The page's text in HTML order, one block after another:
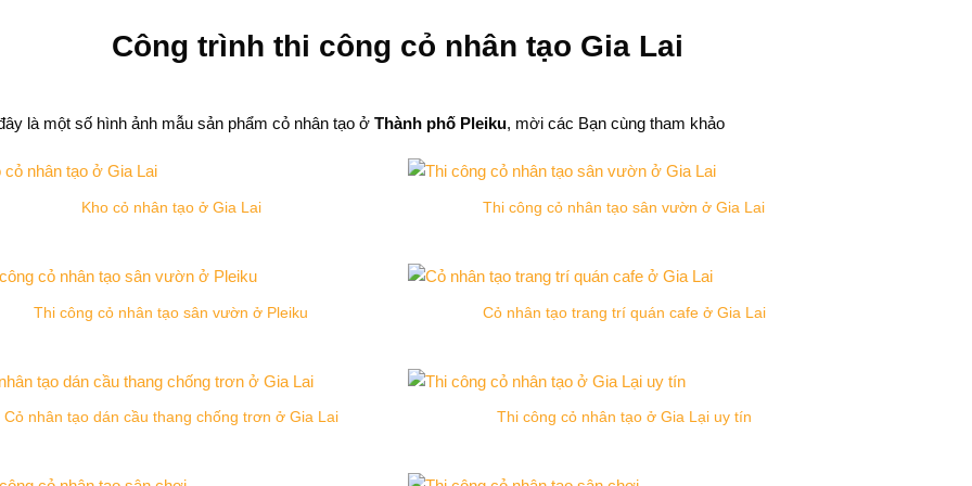
Công trình thi công cỏ nhân tạo Gia Lai
là một số hình ảnh mẫu sản phẩm cỏ nhân tạo ở Thành phố Pleiku, mời các Bạn cùng tham khảo
Kho cỏ nhân tạo ở Gia Lai Thi công cỏ nhân tạo sân vườn ở Gia Lai
Thi công cỏ nhân tạo sân vườn ở Pleiku Cỏ nhân tạo trang trí quán cafe ở Gia Lai
Cỏ nhân tạo dán cầu thang chống trơn ở Gia Lai Thi công cỏ nhân tạo ở Gia Lại uy tín